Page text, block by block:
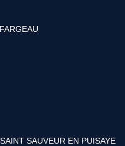
SAUVEUR EN PUISAYE